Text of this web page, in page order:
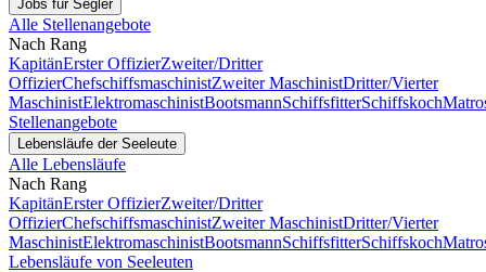
Jobs für Segler
Alle Stellenangebote
Nach Rang
KapitänErster OffizierZweiter/Dritter
OffizierChefschiffsmaschinistZweiter MaschinistDritter/Vierter
MaschinistElektromaschinistBootsmannSchiffsfitterSchiffskoch
Stellenangebote
Lebensläufe der Seeleute
Alle Lebensläufe
Nach Rang
KapitänErster OffizierZweiter/Dritter
OffizierChefschiffsmaschinistZweiter MaschinistDritter/Vierter
MaschinistElektromaschinistBootsmannSchiffsfitterSchiffskoch
Lebensläufe von Seeleuten